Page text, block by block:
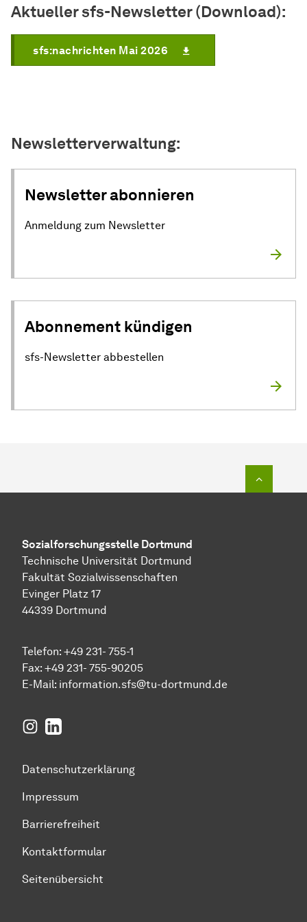
Aktueller sfs-Newsletter (Download):
sfs:nachrichten Mai 2026
Newsletterverwaltung:
Newsletter abonnieren
Anmeldung zum Newsletter
Abonnement kündigen
sfs-Newsletter abbestellen
Sozial­forschungs­stelle Dortmund
Technische Universität Dortmund
Fakultät Sozialwissenschaften
Evinger Platz 17
44339 Dortmund
Telefon: +49 231- 755-1
Fax: +49 231- 755-90205
E-Mail: information.sfs@tu-dortmund.de
Instagram
LinkedIn
Datenschutzerklärung
Impressum
Barrierefreiheit
Kontaktformular
Seitenübersicht